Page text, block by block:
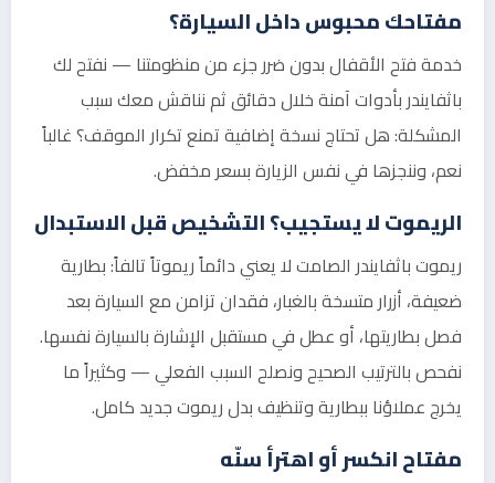
مفتاحك محبوس داخل السيارة؟
خدمة فتح الأقفال بدون ضرر جزء من منظومتنا — نفتح لك
باثفايندر بأدوات آمنة خلال دقائق ثم نناقش معك سبب
المشكلة: هل تحتاج نسخة إضافية تمنع تكرار الموقف؟ غالباً
نعم، وننجزها في نفس الزيارة بسعر مخفض.
الريموت لا يستجيب؟ التشخيص قبل الاستبدال
ريموت باثفايندر الصامت لا يعني دائماً ريموتاً تالفاً: بطارية
ضعيفة، أزرار متسخة بالغبار، فقدان تزامن مع السيارة بعد
فصل بطاريتها، أو عطل في مستقبل الإشارة بالسيارة نفسها.
نفحص بالترتيب الصحيح ونصلح السبب الفعلي — وكثيراً ما
يخرج عملاؤنا ببطارية وتنظيف بدل ريموت جديد كامل.
مفتاح انكسر أو اهترأ سنّه